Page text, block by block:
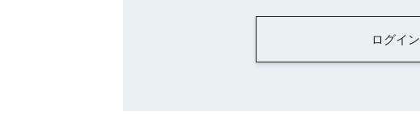
ログイン